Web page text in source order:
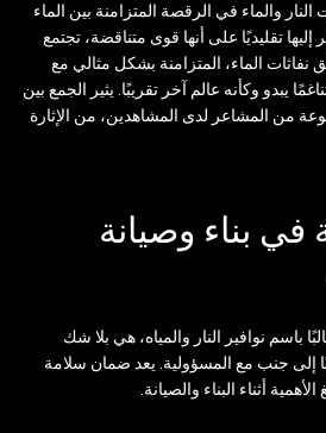
والماء في الرقصة المتزامنة بين الماء
إليها تقليديًا على أنها قوى متناقضة، تجتمع
الماء، المتزامنة بشكل مثالي مع
يبدو وكأنه عالم آخر تقريبًا. يثير الجمع بين
من المشاعر لدى المشاهدين، من الإثارة
في بناء وصيانة
باسم نوافير النار والمياه، هي بلا شك
إلى جنب مع المسؤولية. يعد ضمان سلامة
أثناء البناء والصيانة.